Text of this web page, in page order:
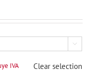

IVA Clear selection